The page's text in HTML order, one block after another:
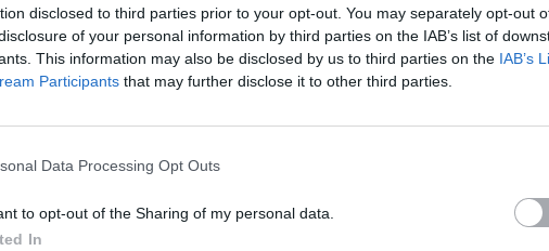
disclosed to third parties prior to your opt-out. You may separately opt-out
of your personal information by third parties on the IAB’s list of
This information may also be disclosed by us to third parties on the IAB’s
Participants that may further disclose it to other third parties.
Data Processing Opt Outs
to opt-out of the Sharing of my personal data.
In